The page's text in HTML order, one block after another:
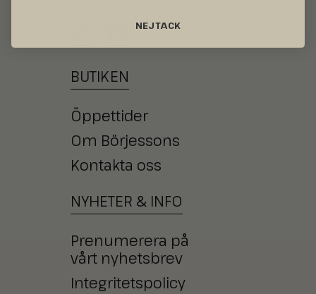
BUTIKEN
Öppettider
Om Börjessons
Kontakta oss
NYHETER & INFO
Prenumerera på
vårt nyhetsbrev
Integritetspolicy
NEJ TACK